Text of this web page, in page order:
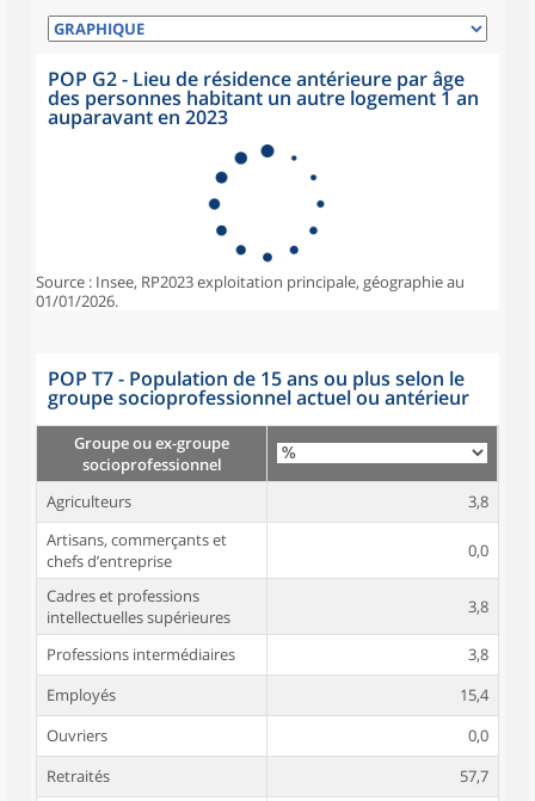
POP G2 - Lieu de résidence antérieure par âge
des personnes habitant un autre logement 1 an
auparavant en 2023
Source : Insee, RP2023 exploitation principale, géographie au
01/01/2026.
POP T7 - Population de 15 ans ou plus selon le
groupe socioprofessionnel actuel ou antérieur
Groupe ou ex-groupe
socioprofessionnel
Agriculteurs
3,8
Artisans, commerçants et
chefs d’entreprise
0,0
Cadres et professions
intellectuelles supérieures
3,8
Professions intermédiaires
3,8
Employés
15,4
Ouvriers
0,0
Retraités
57,7